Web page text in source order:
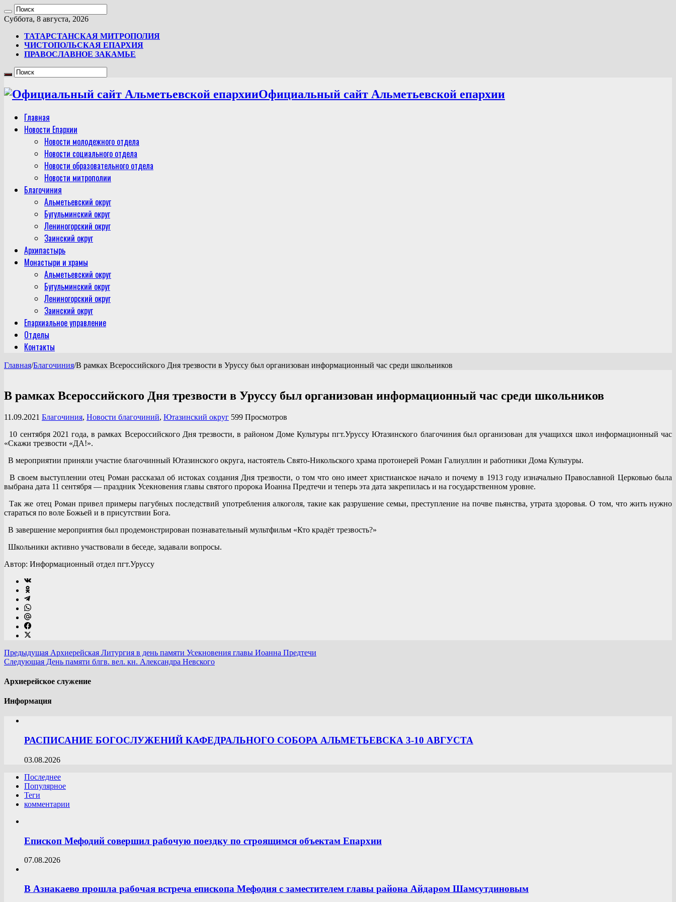
Суббота, 8 августа, 2026
ТАТАРСТАНСКАЯ МИТРОПОЛИЯ
ЧИСТОПОЛЬСКАЯ ЕПАРХИЯ
ПРАВОСЛАВНОЕ ЗАКАМЬЕ
Официальный сайт Альметьевской епархии
Главная
Новости Епархии
Новости молодежного отдела
Новости социального отдела
Новости образовательного отдела
Новости митрополии
Благочиния
Альметьевский округ
Бугульминский округ
Лениногорский округ
Заинский округ
Архипастырь
Монастыри и храмы
Альметьевский округ
Бугульминский округ
Лениногорский округ
Заинский округ
Епархиальное управление
Отделы
Контакты
Главная/Благочиния/В рамках Всероссийского Дня трезвости в Уруссу был организован информационный час среди школьников
В рамках Всероссийского Дня трезвости в Уруссу был организован информационный час среди школьников
11.09.2021 Благочиния, Новости благочиний, Ютазинский округ 599 Просмотров
10 сентября 2021 года, в рамках Всероссийского Дня трезвости, в районом Доме Культуры пгт.Уруссу Ютазинского благочиния был организован для учащихся школ информационный час
«Скажи трезвости «ДА!».
В мероприятии приняли участие благочинный Ютазинского округа, настоятель Свято-Никольского храма протоиерей Роман Галиуллин и работники Дома Культуры.
В своем выступлении отец Роман рассказал об истоках создания Дня трезвости, о том что оно имеет христианское начало и почему в 1913 году изначально Православной Церковью была
выбрана дата 11 сентября — праздник Усекновения главы святого пророка Иоанна Предтечи и теперь эта дата закрепилась и на государственном уровне.
Так же отец Роман привел примеры пагубных последствий употребления алкоголя, такие как разрушение семьи, преступление на почве пьянства, утрата здоровья. О том, что жить нужно
стараться по воле Божьей и в присутствии Бога.
В завершение мероприятия был продемонстрирован познавательный мультфильм «Кто крадёт трезвость?»
Школьники активно участвовали в беседе, задавали вопросы.
Автор: Информационный отдел пгт.Уруссу
Предыдущая Архиерейская Литургия в день памяти Усекновения главы Иоанна Предтечи
Следующая День памяти блгв. вел. кн. Александра Невского
Архиерейское служение
Информация
РАСПИСАНИЕ БОГОСЛУЖЕНИЙ КАФЕДРАЛЬНОГО СОБОРА АЛЬМЕТЬЕВСКА 3-10 АВГУСТА
03.08.2026
Последнее
Популярное
Теги
комментарии
Епископ Мефодий совершил рабочую поездку по строящимся объектам Епархии
07.08.2026
В Азнакаево прошла рабочая встреча епископа Мефодия с заместителем главы района Айдаром Шамсутдиновым